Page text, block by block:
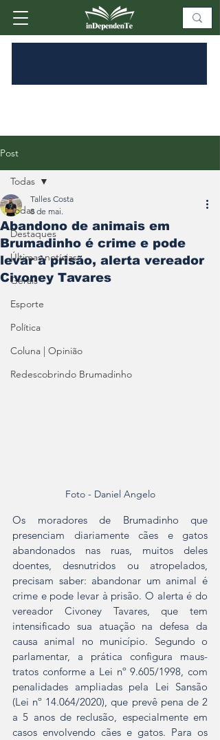
Post
Todas
Destaques
Últimas notícias
Gerais
Esporte
Política
Coluna | Opinião
Redescobrindo Brumadinho
Todas
Abandono de animais em
Brumadinho é crime e pode
levar à prisão, alerta vereador
Civoney Tavares
Talles Costa
8 de mai.
Foto - Daniel Angelo
Os moradores de Brumadinho que
presenciam diariamente cães e gatos
abandonados nas ruas, muitos deles
doentes, desnutridos ou atropelados,
precisam saber: abandonar um animal é
crime e pode levar à prisão. O alerta é do
vereador Civoney Tavares, que tem
intensificado sua atuação na defesa da
causa animal no município. Segundo o
parlamentar, a prática configura maus-
tratos conforme a Lei nº 9.605/1998, com
penalidades ampliadas pela Lei Sansão
(Lei nº 14.064/2020), que prevê pena de 2
a 5 anos de reclusão, especialmente em
casos envolvendo cães e gatos. Para os